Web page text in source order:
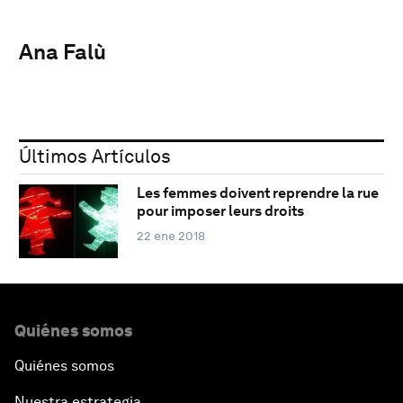
Ana Falù
Últimos Artículos
Les femmes doivent reprendre la rue
pour imposer leurs droits
22 ene 2018
Quiénes somos
Quiénes somos